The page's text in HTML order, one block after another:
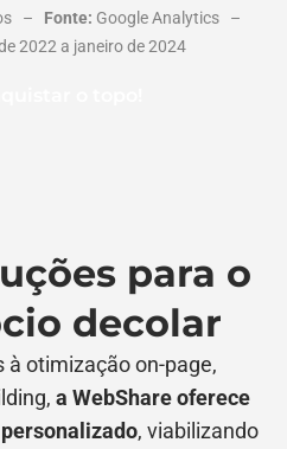
– Fonte: Google Analytics –
2022 a janeiro de 2024
para o
decolar
à otimização on-page,
a WebShare oferece
, viabilizando